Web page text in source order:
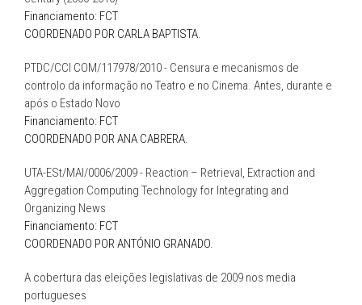
Financiamento: FCT
COORDENADO POR CARLA BAPTISTA.
PTDC/CCI COM/117978/2010 - Censura e mecanismos de
controlo da informação no Teatro e no Cinema. Antes, durante e
após o Estado Novo
Financiamento: FCT
COORDENADO POR ANA CABRERA.
UTA-ESt/MAI/0006/2009 - Reaction – Retrieval, Extraction and
Aggregation Computing Technology for Integrating and
Organizing News
Financiamento: FCT
COORDENADO POR ANTÓNIO GRANADO.
A cobertura das eleições legislativas de 2009 nos media
portugueses